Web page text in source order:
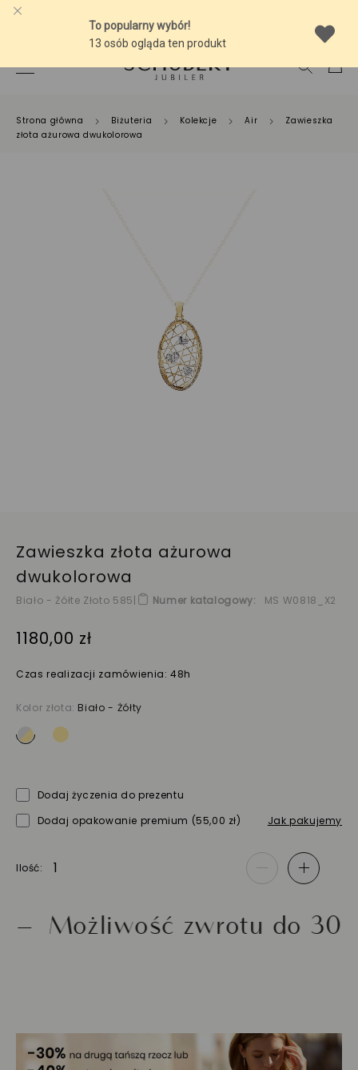
Strona główna Biżuteria Kolekcje Air
Zawieszka
złota ażurowa dwukolorowa
Zawieszka złota ażurowa
dwukolorowa
Biało - Żółte Złoto 585| Numer katalogowy MS W0818_X2
1180,00 zł
Czas realizacji zamówienia: 48h
Kolor złota: Biało - Żółty
Dodaj życzenia do prezentu
Dodaj opakowanie premium (55,00 zł) Jak pakujemy
Ilość - +
zwrotu do 30 dni